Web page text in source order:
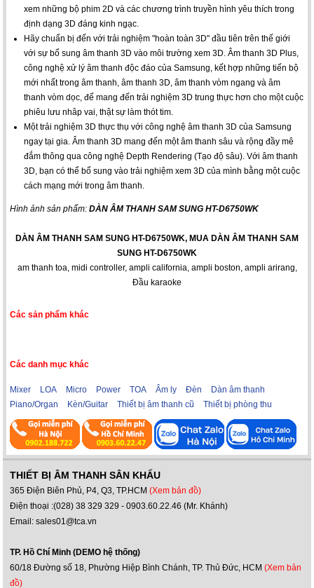
xem những bộ phim 2D và các chương trình truyền hình yêu thích trong
định dạng 3D đáng kinh ngạc.
Hãy chuẩn bị đến với trải nghiệm "hoàn toàn 3D" đầu tiên trên thế giới
với sự bổ sung âm thanh 3D vào môi trường xem 3D. Âm thanh 3D Plus,
công nghệ xử lý âm thanh độc đáo của Samsung, kết hợp những tiến bộ
mới nhất trong âm thanh, âm thanh 3D, âm thanh vòm ngang và âm
thanh vòm dọc, để mang đến trải nghiệm 3D trung thực hơn cho một cuộc
phiêu lưu nhâp vai, thật sự làm thót tim.
Một trải nghiệm 3D thực thụ với công nghệ âm thanh 3D của Samsung
ngay tại gia. Âm thanh 3D mang đến một âm thanh sâu và rộng đầy mê
đắm thông qua công nghệ Depth Rendering (Tạo độ sâu). Với âm thanh
3D, bạn có thể bổ sung vào trải nghiệm xem 3D của mình bằng một cuộc
cách mạng mới trong âm thanh.
Hình ảnh sản phẩm: DÀN ÂM THANH SAM SUNG HT-D6750WK
DÀN ÂM THANH SAM SUNG HT-D6750WK, MUA DÀN ÂM THANH SAM
SUNG HT-D6750WK
am thanh toa, midi controller, ampli california, ampli boston, ampli arirang,
Đầu karaoke
Các sản phẩm khác
Các danh mục khác
Mixer LOA Micro Power TOA Âm ly Đèn
Dàn âm thanh
Piano/Organ
Kèn/Guitar Thiết bị âm thanh cũ Thiết bị phòng thu
THIẾT BỊ ÂM THANH SÂN KHẤU
365 Điện Biên Phủ, P4, Q3, TP.HCM(Xem bản đồ)
Điện thoại :(028) 38 329 329 - 0903.60.22.46 (Mr. Khánh)
Email: sales01@tca.vn
TP. Hồ Chí Minh (DEMO hệ thống)
60/18 Đường số 18, Phường Hiệp Bình Chánh, TP. Thủ Đức, HCM(Xem bản
đồ)